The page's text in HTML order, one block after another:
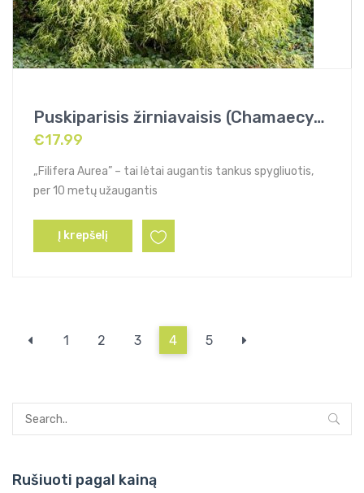
Puskiparisis žirniavaisis (Chamaecyparis pisifera) „Filifera Aurea”
€17.99
„Filifera Aurea” – tai lėtai augantis tankus spygliuotis,
per 10 metų užaugantis
Į krepšelį
1 2 3 4 5
Rušiuoti pagal kainą